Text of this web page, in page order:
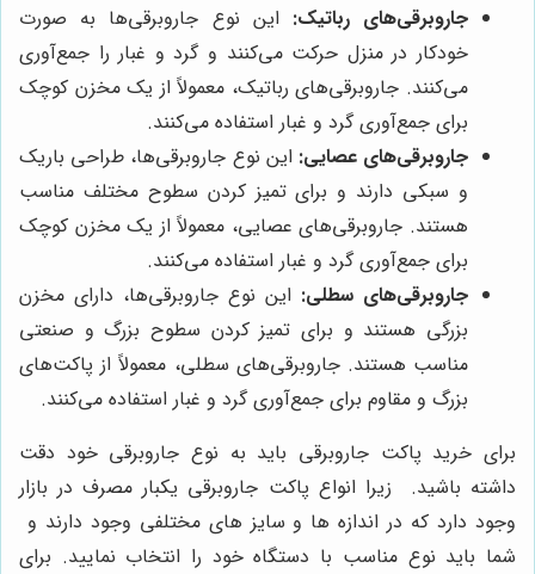
جاروبرقی‌های رباتیک: این نوع جاروبرقی‌ها به صورت
خودکار در منزل حرکت می‌کنند و گرد و غبار را جمع‌آوری
می‌کنند. جاروبرقی‌های رباتیک، معمولاً از یک مخزن کوچک
برای جمع‌آوری گرد و غبار استفاده می‌کنند.
جاروبرقی‌های عصایی: این نوع جاروبرقی‌ها، طراحی باریک
و سبکی دارند و برای تمیز کردن سطوح مختلف مناسب
هستند. جاروبرقی‌های عصایی، معمولاً از یک مخزن کوچک
برای جمع‌آوری گرد و غبار استفاده می‌کنند.
جاروبرقی‌های سطلی: این نوع جاروبرقی‌ها، دارای مخزن
بزرگی هستند و برای تمیز کردن سطوح بزرگ و صنعتی
مناسب هستند. جاروبرقی‌های سطلی، معمولاً از پاکت‌های
بزرگ و مقاوم برای جمع‌آوری گرد و غبار استفاده می‌کنند.
برای خرید پاکت جاروبرقی باید به نوع جاروبرقی خود دقت
داشته باشید. زیرا انواع پاکت جاروبرقی یکبار مصرف در بازار
وجود دارد که در اندازه ها و سایز های مختلفی وجود دارند و
شما باید نوع مناسب با دستگاه خود را انتخاب نمایید. برای